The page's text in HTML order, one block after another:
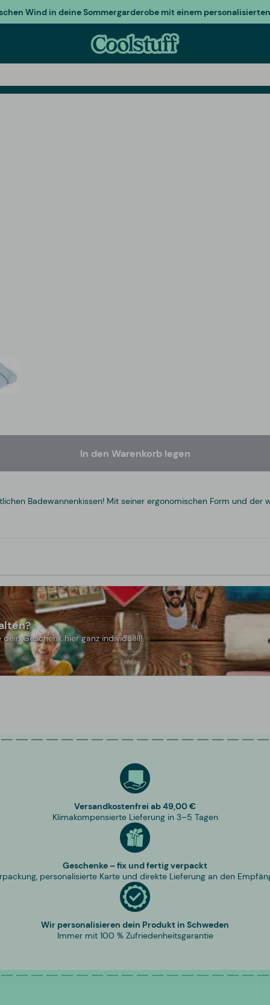
Wind in deine Sommergarderobe mit einem
In den Warenkorb legen
Badewannenkissen! Mit seiner ergonomischen Form und
Geschenk hier ganz individuell!
Versandkostenfrei ab 49,00 €
Klimakompensierte Lieferung in 3–5 Tagen
Geschenke – fix und fertig verpackt
personalisierte Karte und direkte Lieferung an den
Wir personalisieren dein Produkt in Schweden
Immer mit 100 % Zufriedenheitsgarantie